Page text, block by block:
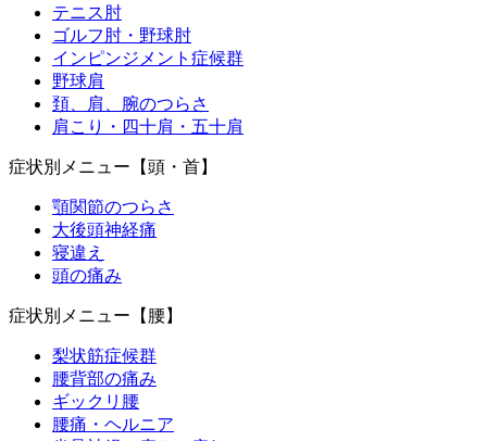
テニス肘
ゴルフ肘・野球肘
インピンジメント症候群
野球肩
頚、肩、腕のつらさ
肩こり・四十肩・五十肩
症状別メニュー【頭・首】
顎関節のつらさ
大後頭神経痛
寝違え
頭の痛み
症状別メニュー【腰】
梨状筋症候群
腰背部の痛み
ギックリ腰
腰痛・ヘルニア